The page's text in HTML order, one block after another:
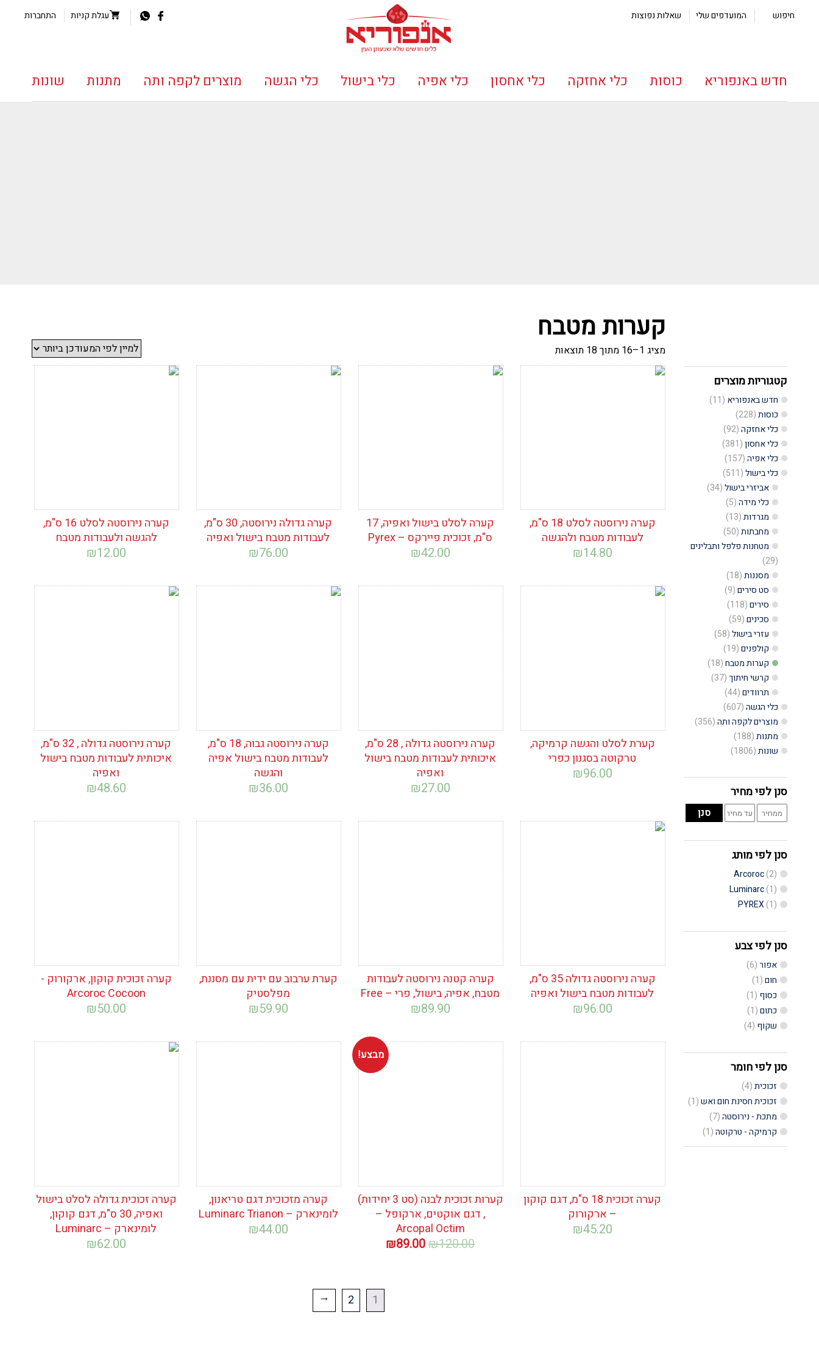
חיפוש המועדפים שלי שאלות נפוצות עגלת קניות התחברות
חדש באנפוריא כוסות כלי אחזקה כלי אחסון כלי אפיה כלי בישול כלי הגשה מוצרים לקפה ותה מתנות שונות
קטגוריות מוצרים
חדש באנפוריא (11)
כוסות(228)
כלי אחזקה(92)
כלי אחסון(381)
כלי אפיה(157)
כלי בישול(511)
אביזרי בישול(34)
כלי מידה(5)
מגרדות(13)
מחבתות(50)
מטחנות פלפל ותבלינים
(29)
מסננות(18)
סט סירים(9)
סירים(118)
סכינים(59)
עזרי בישול(58)
קולפנים(19)
קערות מטבח(18)
קרשי חיתוך(37)
תרוודים(44)
כלי הגשה(607)
מוצרים לקפה ותה(356)
מתנות(188)
שונות(1806)
סנן לפי מחיר
מחיר
מינימלי
מחיר
מקסימלי
סנן
סנן לפי מותג
Arcoroc(2)
Luminarc(1)
PYREX(1)
סנן לפי צבע
אפור(6)
חום(1)
כסוף (1)
כתום(1)
שקוף (4)
סנן לפי חומר
זכוכית(4)
זכוכית חסינת חום ואש(1)
מתכת - נירוסטה(7)
קרמיקה - טרקוטה(1)
קערות מטבח
מציג 1–16 מתוך 18 תוצאות ממוין
הפריט
קערה נירוסטה לסלט 18 ס"מ,
לעבודות מטבח ולהגשה
₪14.80
קערה לסלט בישול ואפיה, 17
ס"מ, זכוכית פיירקס – Pyrex
₪42.00
קערה גדולה נירוסטה, 30 ס"מ,
לעבודות מטבח בישול ואפיה
₪76.00
קערה נירוסטה לסלט 16 ס"מ,
להגשה ולעבודות מטבח
₪12.00
קערת לסלט והגשה קרמיקה,
טרקוטה בסגנון כפרי
₪96.00
קערה נירוסטה גדולה , 28 ס"מ,
איכותית לעבודות מטבח בישול
ואפיה
₪27.00
קערה נירוסטה גבוה, 18 ס"מ,
לעבודות מטבח בישול אפיה
והגשה
₪36.00
קערה נירוסטה גדולה , 32 ס"מ,
איכותית לעבודות מטבח בישול
ואפיה
₪48.60
קערה נירוסטה גדולה 35 ס"מ,
לעבודות מטבח בישול ואפיה
₪96.00
קערה קטנה נירוסטה לעבודות
מטבח, אפיה, בישול, פרי – Free
₪89.90
קערת ערבוב עם ידית עם מסננת,
מפלסטיק
₪59.90
קערה זכוכית קוקון, ארקורוק -
Arcoroc Cocoon
₪50.00
קערה זכוכית 18 ס"מ, דגם קוקון
– ארקורוק
₪45.20
מבצע!
קערות זכוכית לבנה (סט 3 יחידות)
, דגם אוקטים, ארקופל –
Arcopal Octim
₪120.00
המחיר
₪120.00.
₪89.00
₪89.00.
קערה מזכוכית דגם טריאנון,
לומינארק – Luminarc Trianon
₪44.00
קערה זכוכית גדולה לסלט בישול
ואפיה, 30 ס"מ, דגם קוקון,
לומינארק – Luminarc
₪62.00
1
2
←